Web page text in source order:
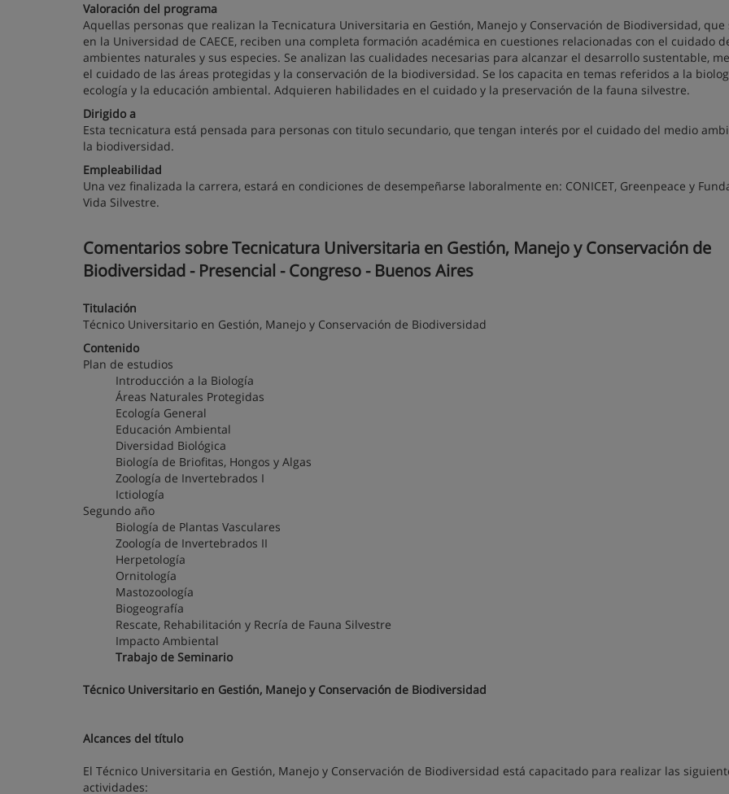
Valoración del programa
Aquellas personas que realizan la Tecnicatura Universitaria en Gestión, Manejo y Conservación de Biodiversidad, que
en la Universidad de CAECE, reciben una completa formación académica en cuestiones relacionadas con el cuidado
ambientes naturales y sus especies. Se analizan las cualidades necesarias para alcanzar el desarrollo sustentable,
el cuidado de las áreas protegidas y la conservación de la biodiversidad. Se los capacita en temas referidos a la
ecología y la educación ambiental. Adquieren habilidades en el cuidado y la preservación de la fauna silvestre.
Dirigido a
Esta tecnicatura está pensada para personas con titulo secundario, que tengan interés por el cuidado del medio
la biodiversidad.
Empleabilidad
Una vez finalizada la carrera, estará en condiciones de desempeñarse laboralmente en: CONICET, Greenpeace y
Vida Silvestre.
Comentarios sobre Tecnicatura Universitaria en Gestión, Manejo y Conservación de
Biodiversidad - Presencial - Congreso - Buenos Aires
Titulación
Técnico Universitario en Gestión, Manejo y Conservación de Biodiversidad
Contenido
Plan de estudios
Introducción a la Biología
Áreas Naturales Protegidas
Ecología General
Educación Ambiental
Diversidad Biológica
Biología de Briofitas, Hongos y Algas
Zoología de Invertebrados I
Ictiología
Segundo año
Biología de Plantas Vasculares
Zoología de Invertebrados II
Herpetología
Ornitología
Mastozoología
Biogeografía
Rescate, Rehabilitación y Recría de Fauna Silvestre
Impacto Ambiental
Trabajo de Seminario
Técnico Universitario en Gestión, Manejo y Conservación de Biodiversidad
Alcances del título
El Técnico Universitaria en Gestión, Manejo y Conservación de Biodiversidad está capacitado para realizar las
actividades: